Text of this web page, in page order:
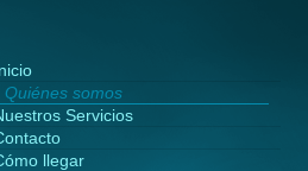
Quiénes somos
Servicios
llegar